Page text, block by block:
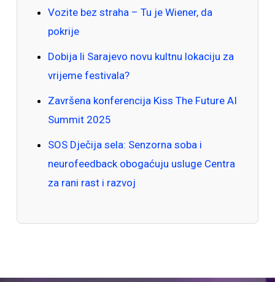
Vozite bez straha – Tu je Wiener, da
pokrije
Dobija li Sarajevo novu kultnu lokaciju za
vrijeme festivala?
Završena konferencija Kiss The Future AI
Summit 2025
SOS Dječija sela: Senzorna soba i
neurofeedback obogaćuju usluge Centra
za rani rast i razvoj